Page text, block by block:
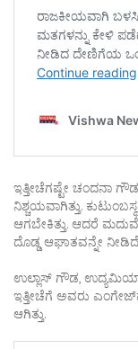
ಇತ್ತೀಚೆಗಷ್ಟೇ ಚಂದನಾ
ನಿಶ್ಚಯವಾಗಿತ್ತು.
ಆಗಬೇಕಿತ್ತು. ಆದರೆ
ದೊಡ್ಡ ಆಘಾತವನ್ನೇ
ಉಲ್ಲಾಸ್ ಗೌಡ,
ಇತ್ತೀಚೆಗೆ ಅವರು
ಆಗಿತ್ತು.